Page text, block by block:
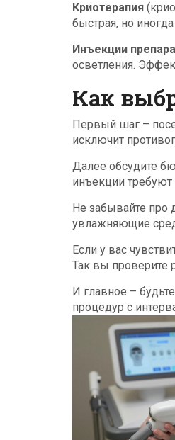
Криотерапия
быстрая, но
Инъекции
осветления.
Как
Первый шаг –
исключит
Далее обсудите
инъекции
Не забывайте про
увлажняющие
Если у вас
Так вы проверите
И главное –
процедур с